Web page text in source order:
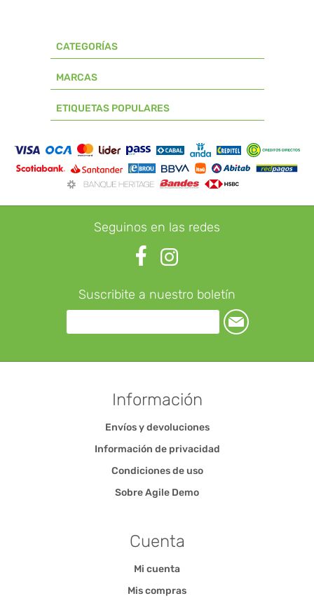
CATEGORÍAS
MARCAS
ETIQUETAS POPULARES
Seguinos en las redes
Suscribite a nuestro boletín
Información
Envíos y devoluciones
Información de privacidad
Condiciones de uso
Sobre Agile Demo
Cuenta
Mi cuenta
Mis compras